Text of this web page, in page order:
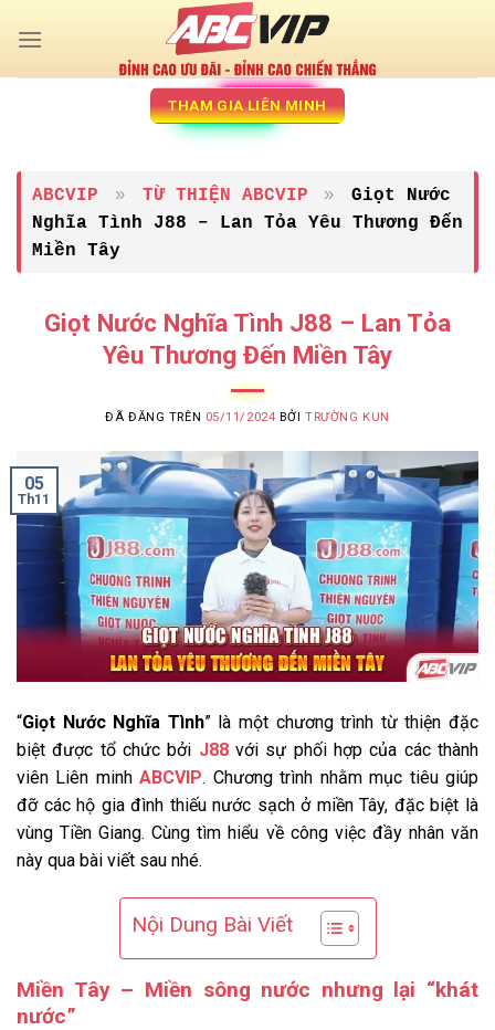
đến
THAM GIA LIÊN MINH
ABCVIP » TỪ THIỆN ABCVIP »
Giọt Nước
Nghĩa Tình J88 – Lan Tỏa Yêu Thương Đến
Miền Tây
Giọt Nước Nghĩa Tình J88 – Lan Tỏa
Yêu Thương Đến Miền Tây
ĐÃ ĐĂNG TRÊN 05/11/2024 BỞITRƯỜNG KUN
05
Th11
“Giọt Nước Nghĩa Tình” là một chương trình từ thiện đặc
biệt được tổ chức bởi J88với sự phối hợp của các thành
viên Liên minhABCVIP. Chương trình nhằm mục tiêu giúp
đỡ các hộ gia đình thiếu nước sạch ở miền Tây, đặc biệt là
vùng Tiền Giang. Cùng tìm hiểu về công việc đầy nhân văn
này qua bài viết sau nhé.
Nội Dung Bài Viết
Miền Tây – Miền sông nước nhưng lại “khát
nước”